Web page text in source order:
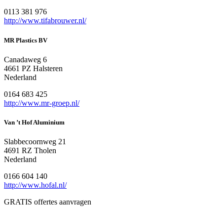
0113 381 976
http://www.tifabrouwer.nl/
MR Plastics BV
Canadaweg 6
4661 PZ Halsteren
Nederland
0164 683 425
http://www.mr-groep.nl/
Van ’t Hof Aluminium
Slabbecoornweg 21
4691 RZ Tholen
Nederland
0166 604 140
http://www.hofal.nl/
GRATIS offertes aanvragen